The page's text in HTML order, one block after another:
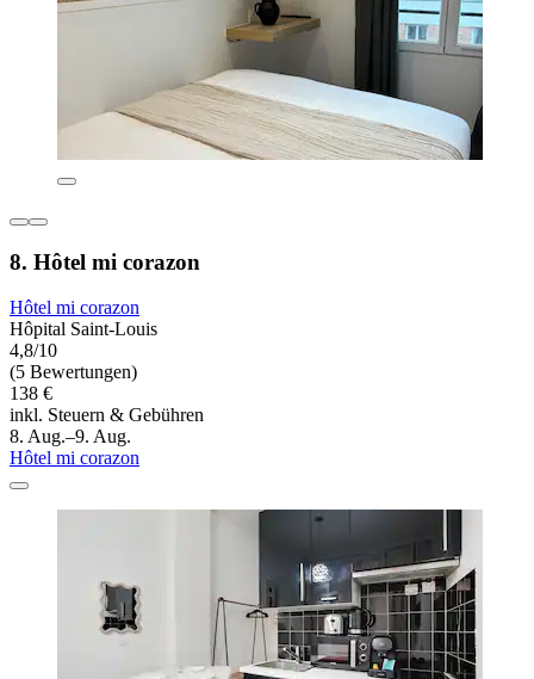
8. Hôtel mi corazon
Hôtel mi corazon
Hôpital Saint-Louis
4,8/10
(5 Bewertungen)
138 €
inkl. Steuern & Gebühren
8. Aug.–9. Aug.
Hôtel mi corazon